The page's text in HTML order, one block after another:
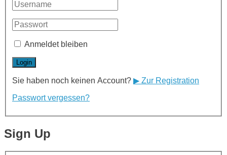
Anmeldet bleiben
Sie haben noch keinen Account? ▶ Zur Registration
Passwort vergessen?
Sign Up